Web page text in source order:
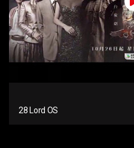
28 Lord OS